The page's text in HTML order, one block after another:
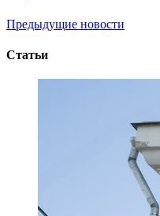
Предыдущие новости
Статьи